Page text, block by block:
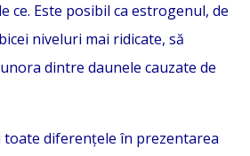
ce. Este posibil ca estrogenul, de
niveluri mai ridicate, să
dintre daunele cauzate de
toate diferențele în prezentarea